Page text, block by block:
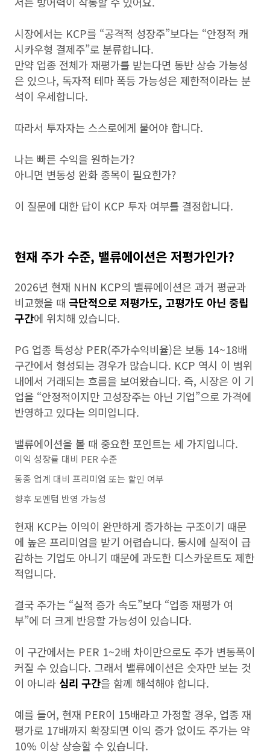
시장에서는 KCP를 “공격적 성장주”보다는 “안정적 캐
시카우형 결제주”로 분류합니다.
만약 업종 전체가 재평가를 받는다면 동반 상승 가능성
은 있으나, 독자적 테마 폭등 가능성은 제한적이라는 분
석이 우세합니다.
따라서 투자자는 스스로에게 물어야 합니다.
나는 빠른 수익을 원하는가?
아니면 변동성 완화 종목이 필요한가?
이 질문에 대한 답이 KCP 투자 여부를 결정합니다.
현재 주가 수준, 밸류에이션은 저평가인가?
2026년 현재 NHN KCP의 밸류에이션은 과거 평균과
비교했을 때 극단적으로 저평가도, 고평가도 아닌 중립
구간에 위치해 있습니다.
PG 업종 특성상 PER(주가수익비율)은 보통 14~18배
구간에서 형성되는 경우가 많습니다. KCP 역시 이 범위
내에서 거래되는 흐름을 보여왔습니다. 즉, 시장은 이 기
업을 “안정적이지만 고성장주는 아닌 기업”으로 가격에
반영하고 있다는 의미입니다.
밸류에이션을 볼 때 중요한 포인트는 세 가지입니다.
이익 성장률 대비 PER 수준
동종 업계 대비 프리미엄 또는 할인 여부
향후 모멘텀 반영 가능성
현재 KCP는 이익이 완만하게 증가하는 구조이기 때문
에 높은 프리미엄을 받기 어렵습니다. 동시에 실적이 급
감하는 기업도 아니기 때문에 과도한 디스카운트도 제한
적입니다.
결국 주가는 “실적 증가 속도”보다 “업종 재평가 여
부”에 더 크게 반응할 가능성이 있습니다.
이 구간에서는 PER 1~2배 차이만으로도 주가 변동폭이
커질 수 있습니다. 그래서 밸류에이션은 숫자만 보는 것
이 아니라 심리 구간을 함께 해석해야 합니다.
예를 들어, 현재 PER이 15배라고 가정할 경우, 업종 재
평가로 17배까지 확장되면 이익 증가 없이도 주가는 약
10% 이상 상승할 수 있습니다.